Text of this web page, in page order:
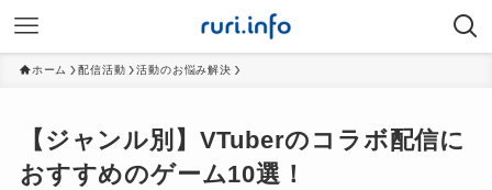
ホーム 配信活動 活動のお悩み解決
【ジャンル別】VTuberのコラボ配信に
おすすめのゲーム10選！